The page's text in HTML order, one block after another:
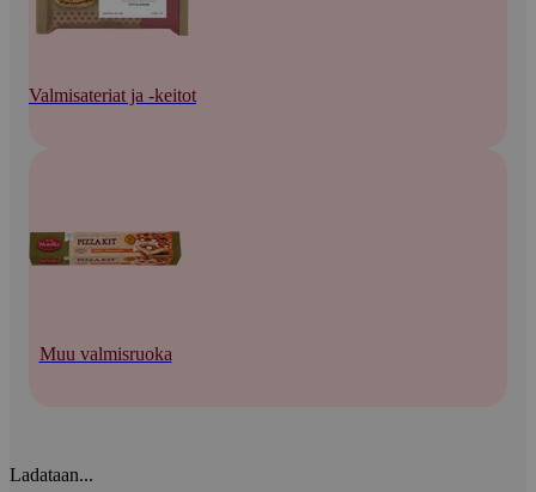
Valmisateriat ja -keitot
Muu valmisruoka
Ladataan...